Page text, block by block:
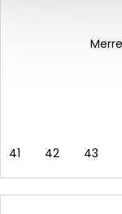
41 42 43